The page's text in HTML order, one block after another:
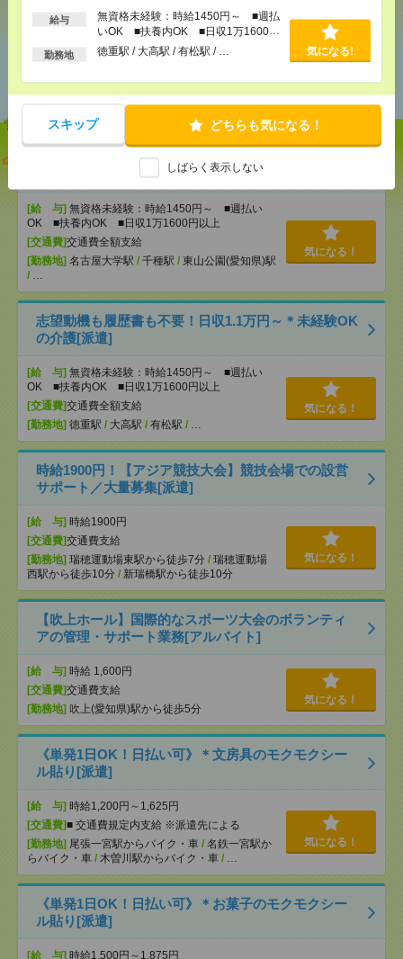
給与
無資格未経験：時給1450円～ ■週払
いOK ■扶養内OK ■日収1万1600円
以上
勤務地 徳重駅 / 大高駅 / 有松駅 / … 気になる!
スキップ どちらも気になる！
しばらく表示しない
あなたの閲覧履歴からの
おすすめ
【オープニング募集】おばあちゃんのお散歩付き添
いも仕事の1つ[派遣]
[給 与] 無資格未経験：時給1450円～ ■週払い
OK ■扶養内OK ■日収1万1600円以上
[交通費]交通費全額支給
[勤務地] 名古屋大学駅 / 千種駅 / 東山公園(愛知県)駅
/ …
気になる！
志望動機も履歴書も不要！日収1.1万円～＊未経験OK
の介護[派遣]
[給 与] 無資格未経験：時給1450円～ ■週払い
OK ■扶養内OK ■日収1万1600円以上
[交通費]交通費全額支給
[勤務地] 徳重駅 / 大高駅 / 有松駅 / …
気になる！
時給1900円！【アジア競技大会】競技会場での設営
サポート／大量募集[派遣]
[給 与] 時給1900円
[交通費]交通費支給
[勤務地] 瑞穂運動場東駅から徒歩7分 / 瑞穂運動場
西駅から徒歩10分 / 新瑞橋駅から徒歩10分
気になる！
【吹上ホール】国際的なスポーツ大会のボランティ
アの管理・サポート業務[アルバイト]
[給 与] 時給 1,600円
[交通費]交通費支給
[勤務地] 吹上(愛知県)駅から徒歩5分
気になる！
《単発1日OK！日払い可》＊文房具のモクモクシー
ル貼り[派遣]
[給 与] 時給1,200円～1,625円
[交通費]■ 交通費規定内支給 ※派遣先による
[勤務地] 尾張一宮駅からバイク・車 / 名鉄一宮駅か
らバイク・車 / 木曽川駅からバイク・車 / …
気になる！
《単発1日OK！日払い可》＊お菓子のモクモクシー
ル貼り[派遣]
[給 与] 時給1,500円～1,875円